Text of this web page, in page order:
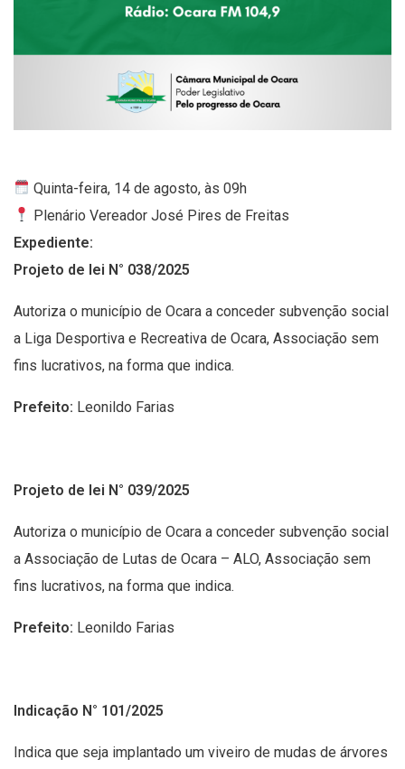
Quinta-feira, 14 de agosto, às 09h
Plenário Vereador José Pires de Freitas
Expediente:
Projeto de lei N° 038/2025
Autoriza o município de Ocara a conceder subvenção social
a Liga Desportiva e Recreativa de Ocara, Associação sem
fins lucrativos, na forma que indica.
Prefeito: Leonildo Farias
Projeto de lei N° 039/2025
Autoriza o município de Ocara a conceder subvenção social
a Associação de Lutas de Ocara – ALO, Associação sem
fins lucrativos, na forma que indica.
Prefeito: Leonildo Farias
Indicação N° 101/2025
Indica que seja implantado um viveiro de mudas de árvores